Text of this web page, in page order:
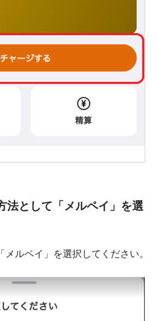
として「メルペイ」を選
ルペイ」を選択してください。